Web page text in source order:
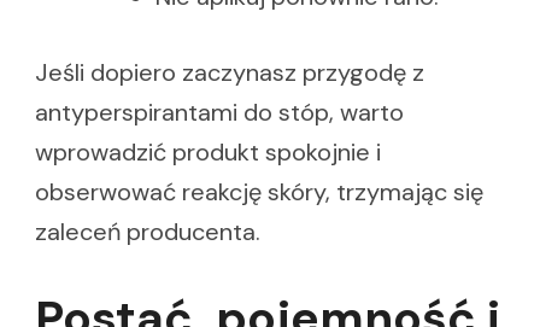
Jeśli dopiero zaczynasz przygodę z
antyperspirantami do stóp, warto
wprowadzić produkt spokojnie i
obserwować reakcję skóry, trzymając się
zaleceń producenta.